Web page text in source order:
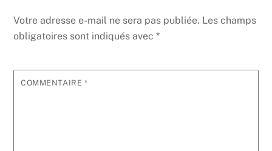
Votre adresse e-mail ne sera pas publiée. Les champs
obligatoires sont indiqués avec*
COMMENTAIRE *